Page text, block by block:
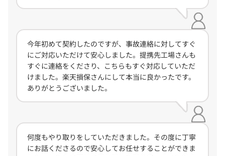
今年初めて契約したのですが、事故連絡に対してすぐ
にご対応いただけて安心しました。提携先工場さんも
すぐに連絡をくださり、こちらもすぐ対応していただ
けました。楽天損保さんにして本当に良かったです。
ありがとうございました。
何度もやり取りをしていただきました。その度に丁寧
にお話くださるので安心してお任せすることができま